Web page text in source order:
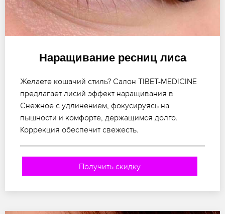
Наращивание ресниц лиса
Желаете кошачий стиль? Салон TIBET-MEDICINE
предлагает лисий эффект наращивания в
Снежное с удлинением, фокусируясь на
пышности и комфорте, держащимся долго.
Коррекция обеспечит свежесть.
Получить скидку